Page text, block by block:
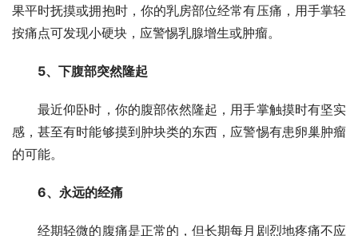
果平时抚摸或拥抱时，你的乳房部位经常有压痛，用手掌轻
按痛点可发现小硬块，应警惕乳腺增生或肿瘤。
5、下腹部突然隆起
最近仰卧时，你的腹部依然隆起，用手掌触摸时有坚实
感，甚至有时能够摸到肿块类的东西，应警惕有患卵巢肿瘤
的可能。
6、永远的经痛
经期轻微的腹痛是正常的，但长期每月剧烈地疼痛不应